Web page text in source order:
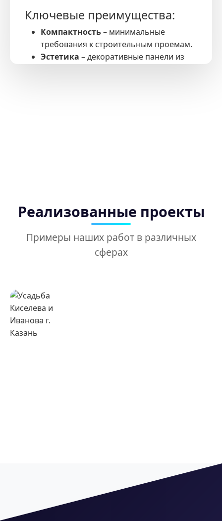
Ключевые преимущества:
Компактность– минимальные
требования к строительным проемам.
Эстетика – декоративные панели из
Реализованные проекты
Примеры наших работ в различных
сферах